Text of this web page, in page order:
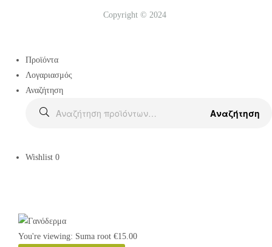
Copyright © 2024
Προϊόντα
Λογαριασμός
Αναζήτηση
Αναζήτηση
Wishlist 0
You're viewing: Suma root €15.00